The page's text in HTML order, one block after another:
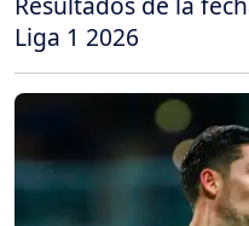
Liga 1 2026